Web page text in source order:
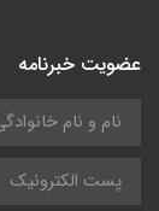
عضویت خبرنامه